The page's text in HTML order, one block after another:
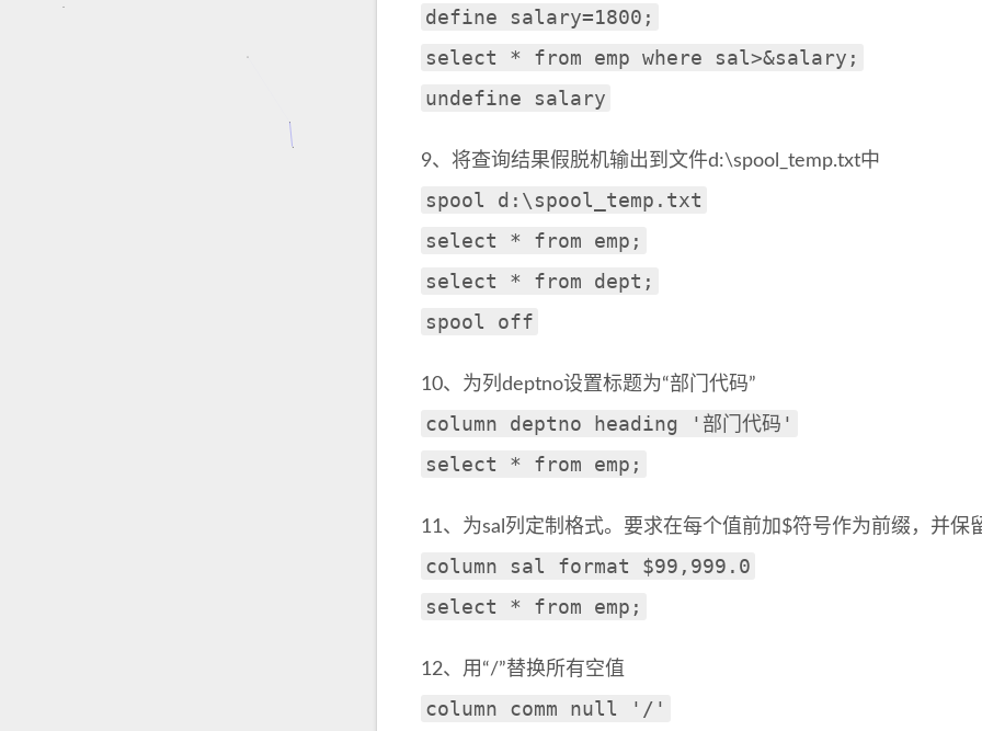
define salary=1800;
select * from emp where sal>&salary;
undefine salary
9、将查询结果假脱机输出到文件d:\spool_temp.txt中
spool d:\spool_temp.txt
select * from emp;
select * from dept;
spool off
10、为列deptno设置标题为“部门代码”
column deptno heading '部门代码'
select * from emp;
11、为sal列定制格式。要求在每个值前加$符号作为前缀，并保
column sal format $99,999.0
select * from emp;
12、用“/”替换所有空值
column comm null '/'